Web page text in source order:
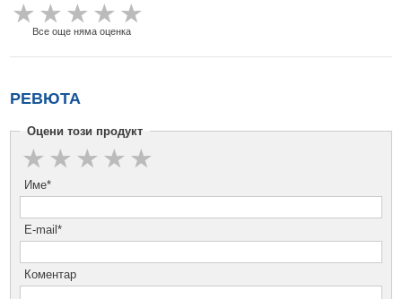
Все още няма оценка
РЕВЮТА
Оцени този продукт
Име*
E-mail*
Коментар